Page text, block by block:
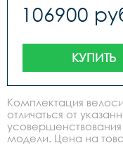
модели:aim
mount,вилкаsr
disc, 100mm,
alloy
32h,
br-mt200ur300,
brake, pmfm
deore sl-m4100,
smart sam,
106900
КУПИТЬ
Комплектация
отличаться от
модели. Цена на